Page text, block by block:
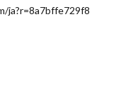
ja?r=8a7bffe729f8